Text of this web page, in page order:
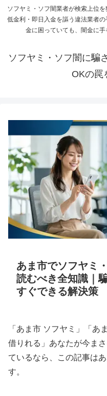
ソフヤミ・ソフ闇業者が検索上位
低金利・即日入金を謳う違法業者
金に困っていても、闇金に手
ソフヤミ・ソフ闇に騙
OKの罠
あま市でソフヤミ
読むべき全知識｜
すぐできる解決策
「あま市 ソフヤミ」「あ
借りれる」あなたが今ま
ているなら、この記事は
す。